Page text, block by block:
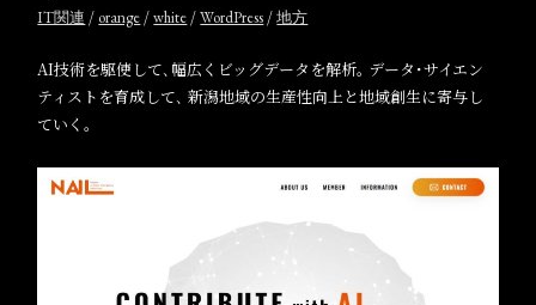
IT関連 / orange /white /WordPress /地方
AI技術を駆使して､幅広くビッグデータを解析｡ データ･サイエン
ティストを育成して､ 新潟地域の生産性向上と地域創生に寄与し
ていく｡